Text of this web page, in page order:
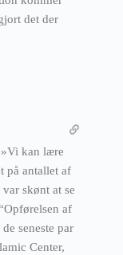
det der
kan lære
på antallet af
skønt at se
af
seneste par
Center,